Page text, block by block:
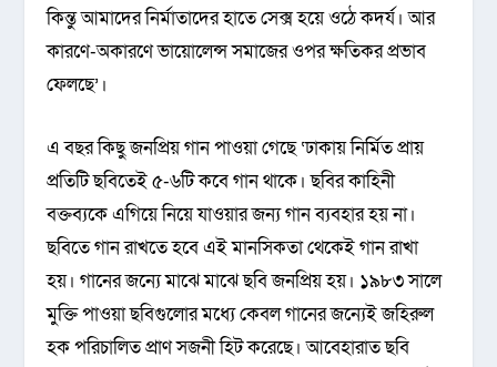
কিন্তু আমাদের নির্মাতাদের হাতে সেক্স হয়ে ওঠে কদর্য। আর
কারণে-অকারণে ভায়োলেন্স সমাজের ওপর ক্ষতিকর প্রভাব
ফেলছে’।
এ বছর কিছু জনপ্রিয় গান পাওয়া গেছে ‘ঢাকায় নির্মিত প্রায়
প্রতিটি ছবিতেই ৫-৬টি কবে গান থাকে। ছবির কাহিনী
বক্তব্যকে এগিয়ে নিয়ে যাওয়ার জন্য গান ব্যবহার হয় না।
ছবিতে গান রাখতে হবে এই মানসিকতা থেকেই গান রাখা
হয়। গানের জন্যে মাঝে মাঝে ছবি জনপ্রিয় হয়। ১৯৮৩ সালে
মুক্তি পাওয়া ছবিগুলোর মধ্যে কেবল গানের জন্যেই জহিরুল
হক পরিচালিত প্রাণ সজনী হিট করেছে। আবেহারাত ছবি